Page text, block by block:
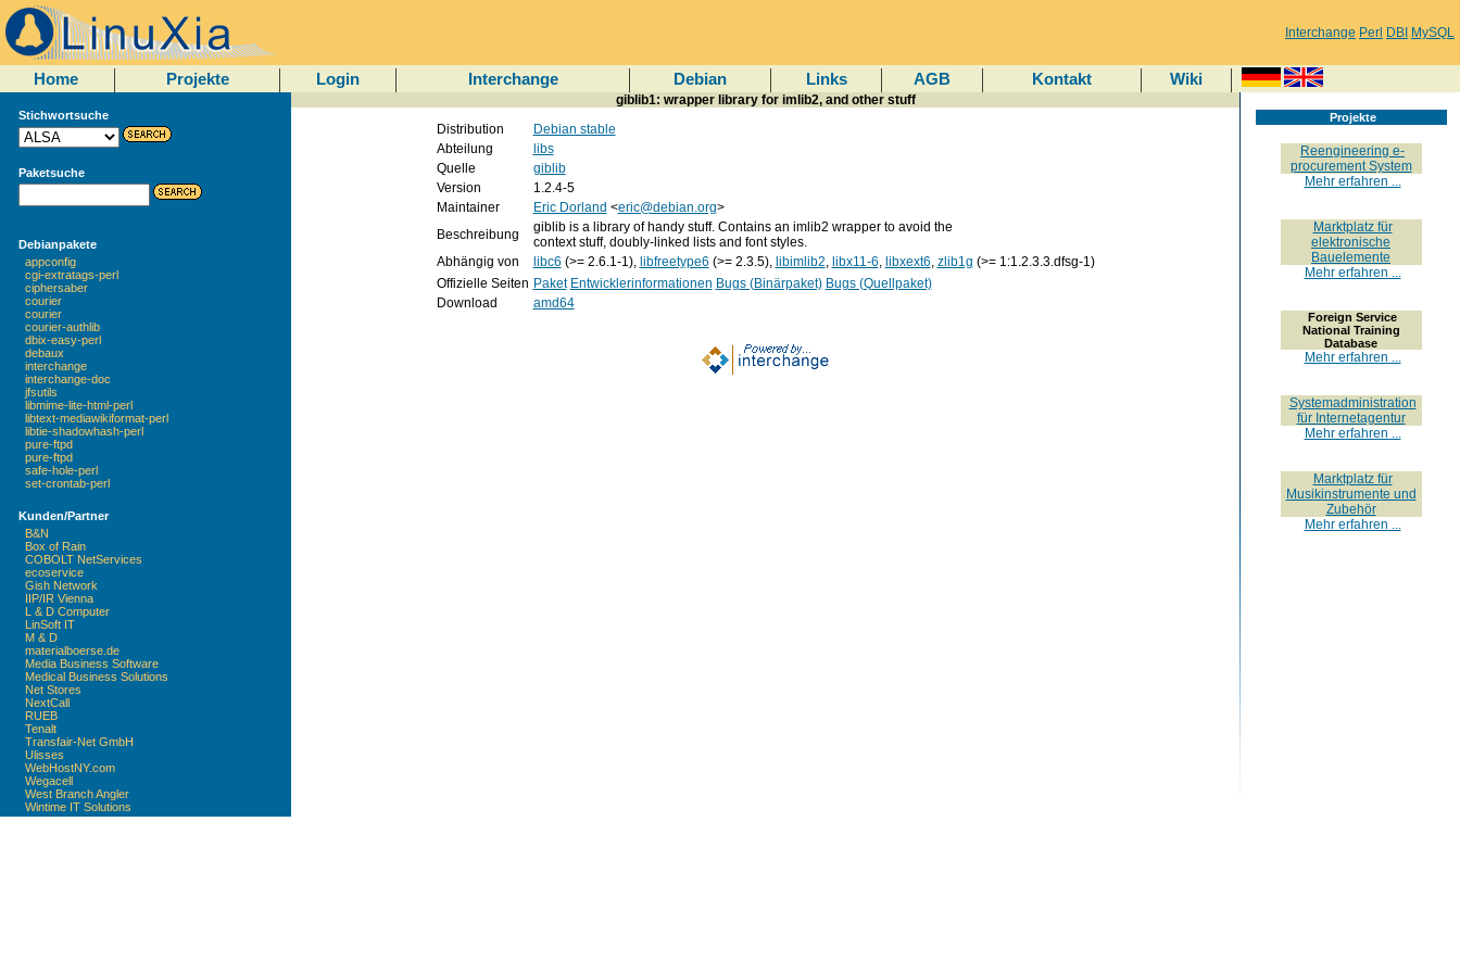
Interchange Perl DBI MySQL
Home Projekte Login Interchange Debian Links AGB Kontakt Wiki
Stichwortsuche
Paketsuche
Debianpakete
appconfig
cgi-extratags-perl
ciphersaber
courier
courier
courier-authlib
dbix-easy-perl
debaux
interchange
interchange-doc
jfsutils
libmime-lite-html-perl
libtext-mediawikiformat-perl
libtie-shadowhash-perl
pure-ftpd
pure-ftpd
safe-hole-perl
set-crontab-perl
Kunden/Partner
B&N
Box of Rain
COBOLT NetServices
ecoservice
Gish Network
IIP/IR Vienna
L & D Computer
LinSoft IT
M & D
materialboerse.de
Media Business Software
Medical Business Solutions
Net Stores
NextCall
RUEB
Tenalt
Transfair-Net GmbH
Ulisses
WebHostNY.com
Wegacell
West Branch Angler
Wintime IT Solutions
giblib1: wrapper library for imlib2, and other stuff
Distribution
Debian stable
Abteilung
libs
Quelle
giblib
Version
1.2.4-5
Maintainer
Eric Dorland <eric@debian.org>
Beschreibung
giblib is a library of handy stuff. Contains an imlib2 wrapper to avoid the
context stuff, doubly-linked lists and font styles.
Abhängig von
libc6 (>= 2.6.1-1), libfreetype6 (>= 2.3.5), libimlib2, libx11-6, libxext6, zlib1g (>= 1:1.2.3.3.dfsg-1)
Offizielle Seiten Paket Entwicklerinformationen Bugs (Binärpaket) Bugs (Quellpaket)
Download
amd64
Projekte
Reengineering e-
procurement System
Mehr erfahren ...
Marktplatz für
elektronische
Bauelemente
Mehr erfahren ...
Foreign Service
National Training
Database
Mehr erfahren ...
Systemadministration
für Internetagentur
Mehr erfahren ...
Marktplatz für
Musikinstrumente und
Zubehör
Mehr erfahren ...